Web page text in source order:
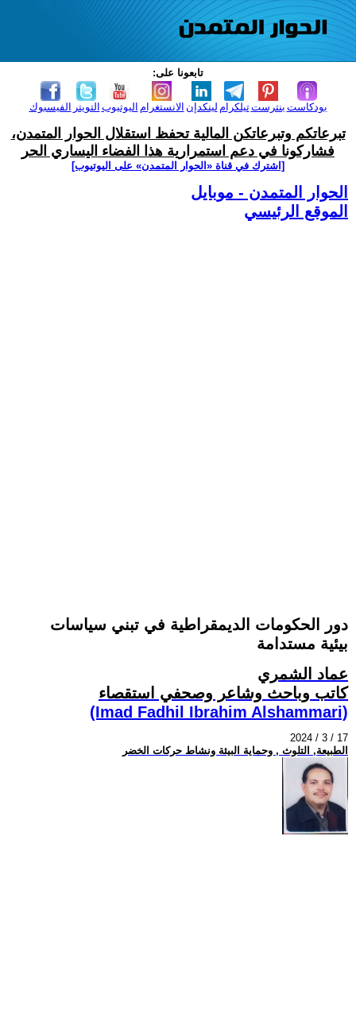
تابعونا على:
الفيسبوك التويتر اليوتيوب الانستغرام لينكدإن تيلكرامبنترست بودكاست
تبرعاتكم وتبرعاتكن المالية تحفظ استقلال الحوار المتمدن،
فشاركونا في دعم استمرارية هذا الفضاء اليساري الحر
[اشترك في قناة ‫«الحوار المتمدن» على اليوتيوب]
الحوار المتمدن - موبايل
الموقع الرئيسي
دور الحكومات الديمقراطية في تبني سياسات
بيئية مستدامة
عماد الشمري
كاتب وباحث وشاعر وصحفي استقصاء
(Imad Fadhil Ibrahim Alshammari)
2024 / 3 / 17
الطبيعة, التلوث , وحماية البيئة ونشاط حركات الخضر